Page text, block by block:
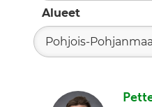
Alueet
Pohjois-Pohjanmaa